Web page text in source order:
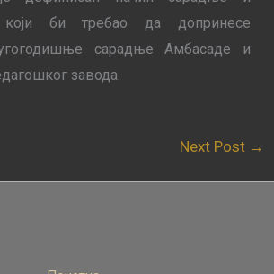
који би требао да допринесе
сарадње Амбасаде и
завода.
Next Post →